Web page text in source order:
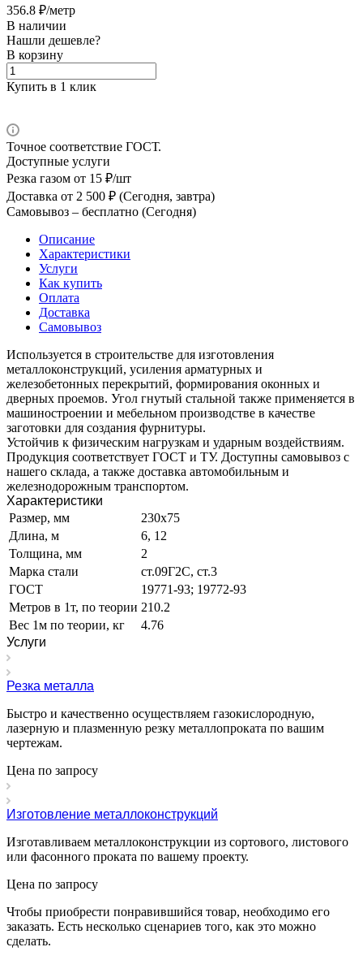
356.8 ₽/метр
В наличии
Нашли дешевле?
В корзину
Купить в 1 клик
Точное соответствие ГОСТ.
Доступные услуги
Резка газом от 15 ₽/шт
Доставка от 2 500 ₽ (Сегодня, завтра)
Самовывоз – бесплатно (Сегодня)
Описание
Характеристики
Услуги
Как купить
Оплата
Доставка
Самовывоз
Используется в строительстве для изготовления
металлоконструкций, усиления арматурных и
железобетонных перекрытий, формирования оконных и
дверных проемов. Угол гнутый стальной также применяется в
машиностроении и мебельном производстве в качестве
заготовки для создания фурнитуры.
Устойчив к физическим нагрузкам и ударным воздействиям.
Продукция соответствует ГОСТ и ТУ. Доступны самовывоз с
нашего склада, а также доставка автомобильным и
железнодорожным транспортом.
Характеристики
Размер, мм
230х75
Длина, м
6, 12
Толщина, мм
2
Марка стали
ст.09Г2С, ст.3
ГОСТ
19771-93; 19772-93
Метров в 1т, по теории 210.2
Вес 1м по теории, кг
4.76
Услуги
Резка металла
Быстро и качественно осуществляем газокислородную,
лазерную и плазменную резку металлопроката по вашим
чертежам.
Цена по запросу
Изготовление металлоконструкций
Изготавливаем металлоконструкции из сортового, листового
или фасонного проката по вашему проекту.
Цена по запросу
Чтобы приобрести понравившийся товар, необходимо его
заказать. Есть несколько сценариев того, как это можно
сделать.